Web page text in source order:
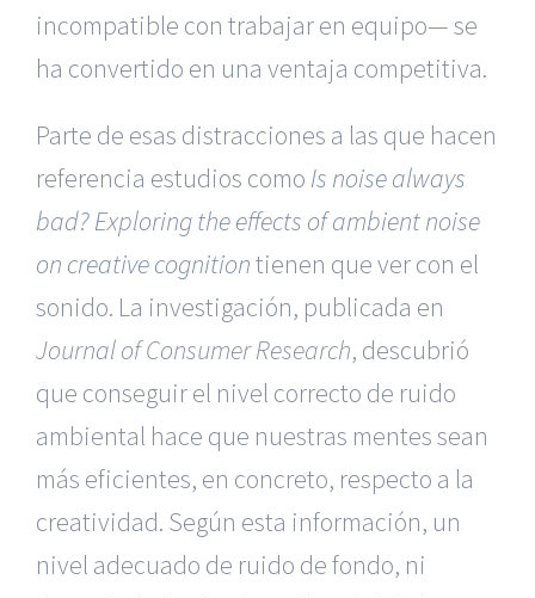
incompatible con trabajar en equipo— se
ha convertido en una ventaja competitiva.
Parte de esas distracciones a las que hacen
referencia estudios como Is noise always
bad? Exploring the effects of ambient noise
on creative cognitiontienen que ver con el
sonido. La investigación, publicada en
Journal of Consumer Research, descubrió
que conseguir el nivel correcto de ruido
ambiental hace que nuestras mentes sean
más eficientes, en concreto, respecto a la
creatividad. Según esta información, un
nivel adecuado de ruido de fondo, ni